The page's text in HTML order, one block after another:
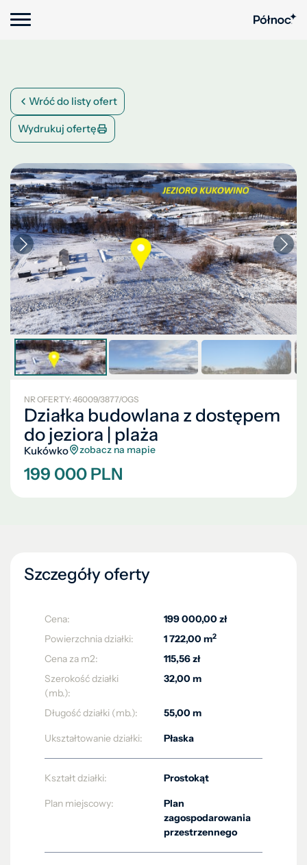
Wróć do listy ofert
Wydrukuj ofertę
NR OFERTY: 46009/3877/OGS
Działka budowlana z dostępem
do jeziora | plaża
Kukówko zobacz na mapie
199 000 PLN
Szczegóły oferty
Cena:
199 000,00 zł
Powierzchnia działki:
1 722,00 m2
Cena za m2:
115,56 zł
Szerokość działki
(mb.):
32,00 m
Długość działki (mb.): 55,00 m
Ukształtowanie działki: Płaska
Kształt działki: Prostokąt
Plan miejscowy:
Plan
zagospodarowania
przestrzennego